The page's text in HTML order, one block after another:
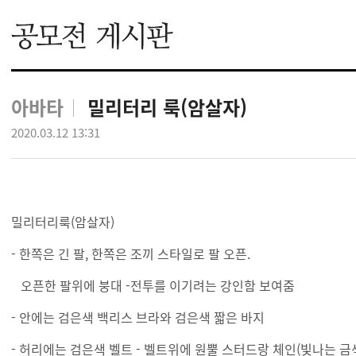
아바타 밀리터리 룩(암살자)
2020.03.12 13:31
밀리터리룩(암살자)
- 한쪽은 긴 팔, 한쪽은 조끼 스타일로 팔 오픈.
오픈한 팔위에 붕대 -전투를 이기려는 강인함 보여줌
- 안에는 검은색 백리스 브라와 검은색 짧은 바지
- 허리에는 검은색 벨트 - 벨트위에 원뿔 스터드랑 체인(빛나는 금